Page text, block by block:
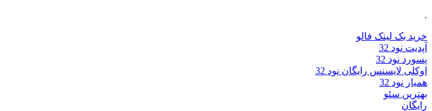
.
خرید بک لینک فالو
آپدیت نود 32
پسورد نود 32
اوکلی لایسنس رایگان نود 32
همیار نود 32
بهترین سئو
رایگان